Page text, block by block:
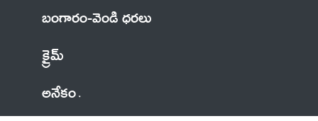
బంగారం-వెండి ధరలు
క్రైమ్
అనేకం